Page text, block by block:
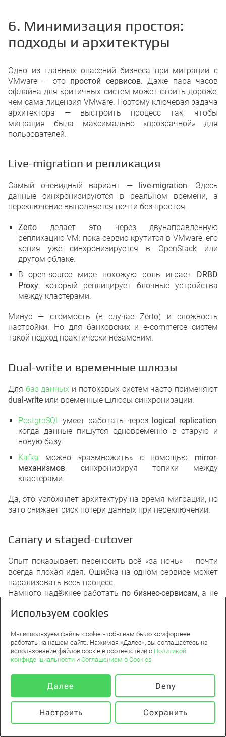
Используем cookies
Мы используем файлы cookie чтобы вам было комфортнее
работать на нашем сайте. Нажимая «Далее», вы соглашаетесь на
использование файлов cookie в соответствии с Политикой
конфиденциальности и Соглашением о Cookies
Далее Deny
Настроить Сохранить
6. Минимизация простоя:
подходы и архитектуры
Одно из главных опасений бизнеса при миграции с
VMware — это простой сервисов. Даже пара часов
офлайна для критичных систем может стоить дороже,
чем сама лицензия VMware. Поэтому ключевая задача
архитектора — выстроить процесс так, чтобы
миграция была максимально «прозрачной» для
пользователей.
Live-migration и репликация
Самый очевидный вариант — live-migration. Здесь
данные синхронизируются в реальном времени, а
переключение выполняется почти без простоя.
Zertoделает это через двунаправленную
репликацию VM: пока сервис крутится в VMware, его
копия уже синхронизируется в OpenStack или
другом облаке.
В open-source мире похожую роль играет DRBD
Proxy, который реплицирует блочные устройства
между кластерами.
Минус — стоимость (в случае Zerto) и сложность
настройки. Но для банковских и e-commerce систем
такой подход практически незаменим.
Dual-write и временные шлюзы
Для баз данных и потоковых систем часто применяют
dual-write или временные шлюзы синхронизации.
PostgreSQLумеет работать через logical replication,
когда данные пишутся одновременно в старую и
новую базу.
Kafka можно «размножить» с помощью mirror-
механизмов, синхронизируя топики между
кластерами.
Да, это усложняет архитектуру на время миграции, но
зато снижает риск потери данных при переключении.
Canary и staged-cutover
Опыт показывает: переносить всё «за ночь» — почти
всегда плохая идея. Ошибка на одном сервисе может
парализовать весь процесс.
Намного надёжнее работать по бизнес-сервисам, а не
развёртыванияв DevOps: сначала уводим часть
проверяем стабильность, потом расширяем.
Infrastructure as code — ускоритель
Чтобы ускорить повторное развёртывание VM и
сервисов в новой среде, помогаетInfrastructure as
. Например: